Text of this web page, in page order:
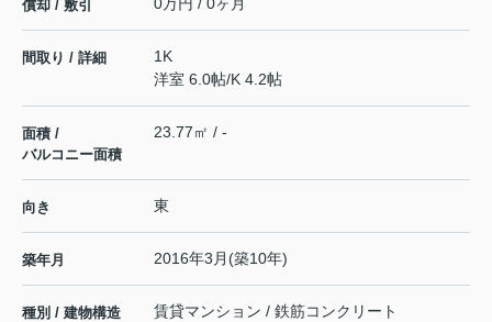
償却 / 敷引
間取り / 詳細
1K
洋室 6.0帖/K 4.2帖
面積 /
バルコニー面積
23.77㎡ / -
向き 東
築年月 2016年3月(築10年)
種別 / 建物構造 賃貸マンション / 鉄筋コンクリート